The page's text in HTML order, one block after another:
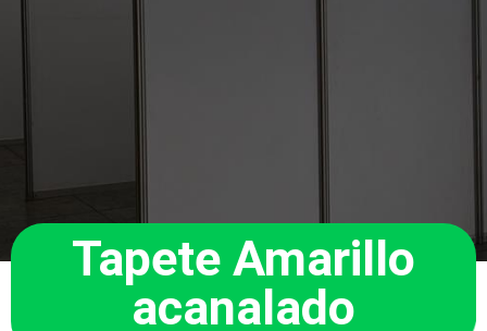
Tapete Amarillo
acanalado